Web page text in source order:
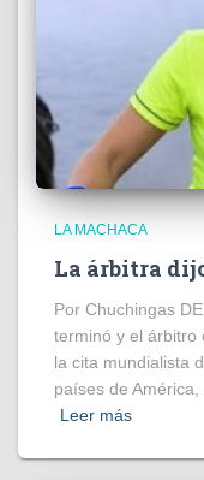
LA MACHACA
La árbitra
Por Chuchingas
terminó y el árbitro
la cita mundialista
países de
Leer más